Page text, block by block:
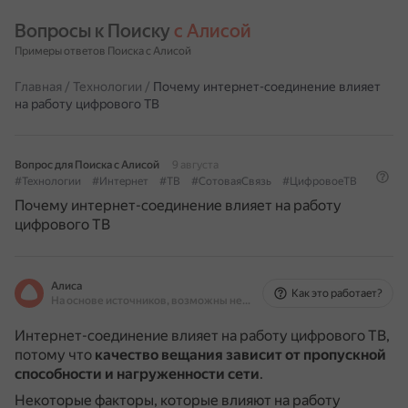
Вопросы к Поиску с Алисой
Примеры ответов Поиска с Алисой
Главная / Технологии / Почему интернет-соединение влияет
на работу цифрового ТВ
Вопрос для Поиска с Алисой
9 августа
#Технологии
#Интернет #ТВ #СотоваяСвязь #ЦифровоеТВ
Почему интернет-соединение влияет на работу
цифрового ТВ
Алиса
На основе источников, возможны неточности
Как это работает?
Интернет-соединение влияет на работу цифрового ТВ,
потому что качество вещания зависит от пропускной
способности и нагруженности сети.
Некоторые факторы, которые влияют на работу